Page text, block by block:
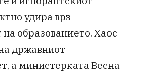
удира врз
образованието. Хаос
државниот
а министерката Весна